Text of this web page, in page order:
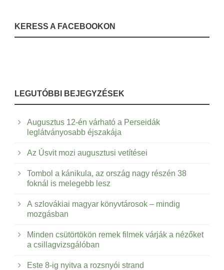
KERESS A FACEBOOKON
LEGUTÓBBI BEJEGYZÉSEK
Augusztus 12-én várható a Perseidák
leglátványosabb éjszakája
Az Úsvit mozi augusztusi vetítései
Tombol a kánikula, az ország nagy részén 38
foknál is melegebb lesz
A szlovákiai magyar könyvtárosok – mindig
mozgásban
Minden csütörtökön remek filmek várják a nézőket
a csillagvizsgálóban
Este 8-ig nyitva a rozsnyói strand